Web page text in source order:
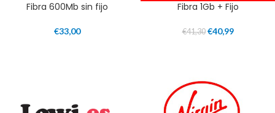
Fibra 600Mb sin fijo
€33,00
Fibra 1Gb + Fijo
€41,30 €40,99